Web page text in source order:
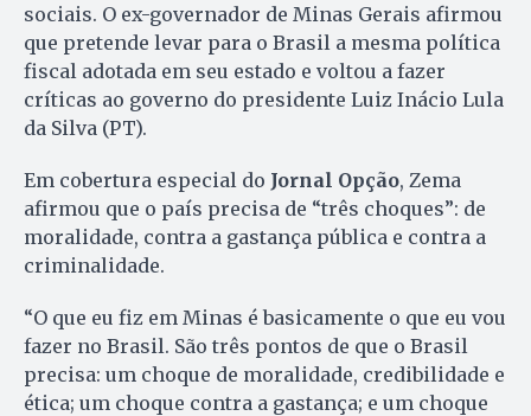
sociais. O ex-governador de Minas Gerais afirmou
que pretende levar para o Brasil a mesma política
fiscal adotada em seu estado e voltou a fazer
críticas ao governo do presidente Luiz Inácio Lula
da Silva (PT).
Em cobertura especial do Jornal Opção, Zema
afirmou que o país precisa de “três choques”: de
moralidade, contra a gastança pública e contra a
criminalidade.
“O que eu fiz em Minas é basicamente o que eu vou
fazer no Brasil. São três pontos de que o Brasil
precisa: um choque de moralidade, credibilidade e
ética; um choque contra a gastança; e um choque